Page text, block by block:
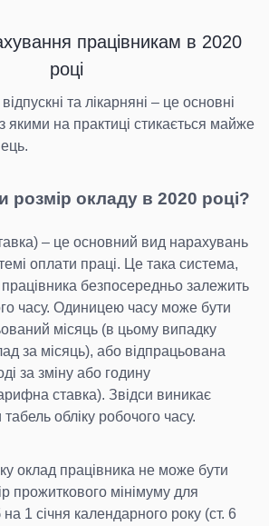
працівникам в 2020
році
та лікарняні – це основні
якими на практиці стикається майже
розмір окладу в 2020 році?
– це основний вид нарахувань
оплати праці. Це така система,
працівника безпосередньо залежить
часу. Одиницею часу може бути
місяць (в цьому випадку
за місяць), або відпрацьована
за зміну або годину
ставка). Звідси виникає
табель обліку робочого часу.
оклад працівника не може бути
прожиткового мінімуму для
1 січня календарного року (ст. 6